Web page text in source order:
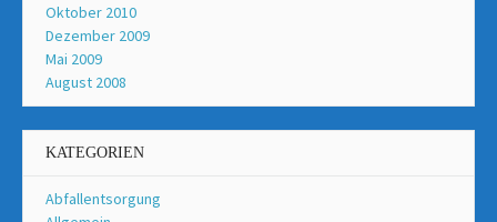
Oktober 2010
Dezember 2009
Mai 2009
August 2008
KATEGORIEN
Abfallentsorgung